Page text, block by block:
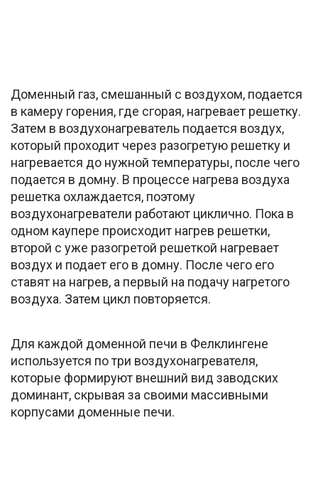
Доменный газ, смешанный с воздухом, подается
в камеру горения, где сгорая, нагревает решетку.
Затем в воздухонагреватель подается воздух,
который проходит через разогретую решетку и
нагревается до нужной температуры, после чего
подается в домну. В процессе нагрева воздуха
решетка охлаждается, поэтому
воздухонагреватели работают циклично. Пока в
одном каупере происходит нагрев решетки,
второй с уже разогретой решеткой нагревает
воздух и подает его в домну. После чего его
ставят на нагрев, а первый на подачу нагретого
воздуха. Затем цикл повторяется.
Для каждой доменной печи в Фелклингене
используется по три воздухонагревателя,
которые формируют внешний вид заводских
доминант, скрывая за своими массивными
корпусами доменные печи.